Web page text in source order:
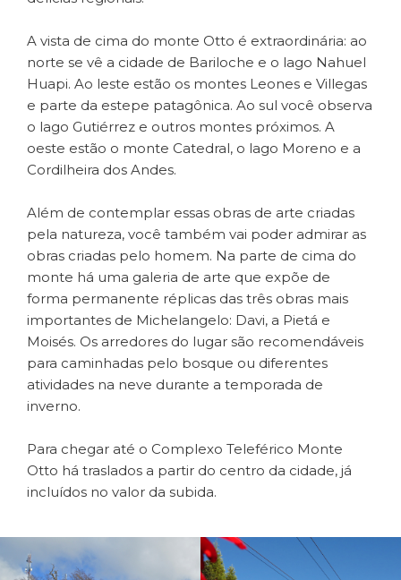
A vista de cima do monte Otto é extraordinária: ao
norte se vê a cidade de Bariloche e o lago Nahuel
Huapi. Ao leste estão os montes Leones e Villegas
e parte da estepe patagônica. Ao sul você observa
o lago Gutiérrez e outros montes próximos. A
oeste estão o monte Catedral, o lago Moreno e a
Cordilheira dos Andes.
Além de contemplar essas obras de arte criadas
pela natureza, você também vai poder admirar as
obras criadas pelo homem. Na parte de cima do
monte há uma galeria de arte que expõe de
forma permanente réplicas das três obras mais
importantes de Michelangelo: Davi, a Pietá e
Moisés. Os arredores do lugar são recomendáveis
para caminhadas pelo bosque ou diferentes
atividades na neve durante a temporada de
inverno.
Para chegar até o Complexo Teleférico Monte
Otto há traslados a partir do centro da cidade, já
incluídos no valor da subida.